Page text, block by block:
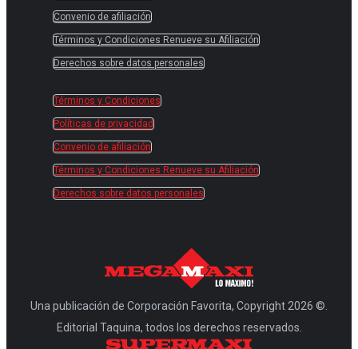
Convenio de afiliación
Términos y Condiciones Renueve su Afiliación
Derechos sobre datos personales
Términos y Condiciones
Políticas de privacidad
Convenio de afiliación
Términos y Condiciones Renueve su Afiliación
Derechos sobre datos personales
Una publicación de Corporación Favorita, Copyright 2026 ©.
Editorial Taquina, todos los derechos reservados.